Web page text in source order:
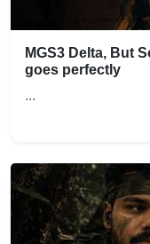
MGS3 Delta, But
goes perfectly
...